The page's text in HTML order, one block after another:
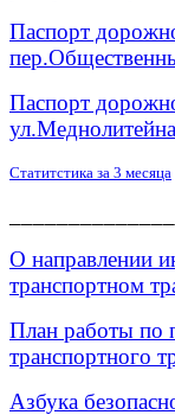
Паспорт
Паспорт
Статитстика за 3 месяца
О направлении
транспортном
План работы по
транспортного
Азбука